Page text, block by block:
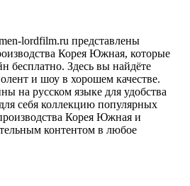
lordfilm.ru представлены
Корея Южная, которые
бесплатно. Здесь вы найдёте
и шоу в хорошем качестве.
на русском языке для удобства
себя коллекцию популярных
Корея Южная и
контентом в любое